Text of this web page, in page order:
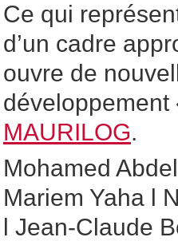
Ce qui
d’un cadre
ouvre de
développement
MAURILOG.
Mohamed
Mariem Yaha l
l Jean-Claude